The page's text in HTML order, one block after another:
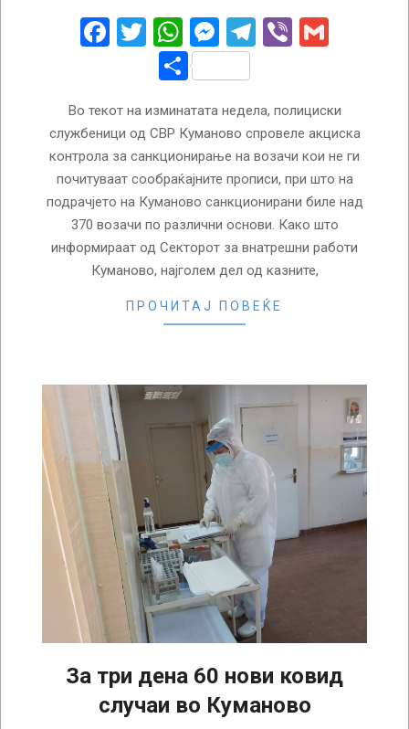
Facebook
Twitter
WhatsApp
Messenger
Telegram
Viber
Share
Во текот на изминатата недела, полициски
службеници од СВР Куманово спровеле акциска
контрола за санкционирање на возачи кои не ги
почитуваат сообраќајните прописи, при што на
подрачјето на Куманово санкционирани биле над
370 возачи по различни основи. Како што
информираат од Секторот за внатрешни работи
Куманово, најголем дел од казните,
ПРОЧИТАЈ ПОВЕЌЕ
За три дена 60 нови ковид
случаи во Куманово